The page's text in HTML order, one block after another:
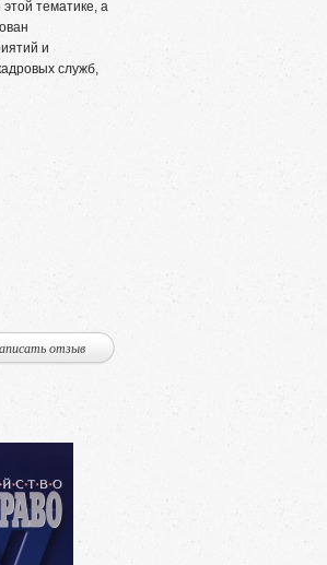
тематике, а
и
служб,
отзыв